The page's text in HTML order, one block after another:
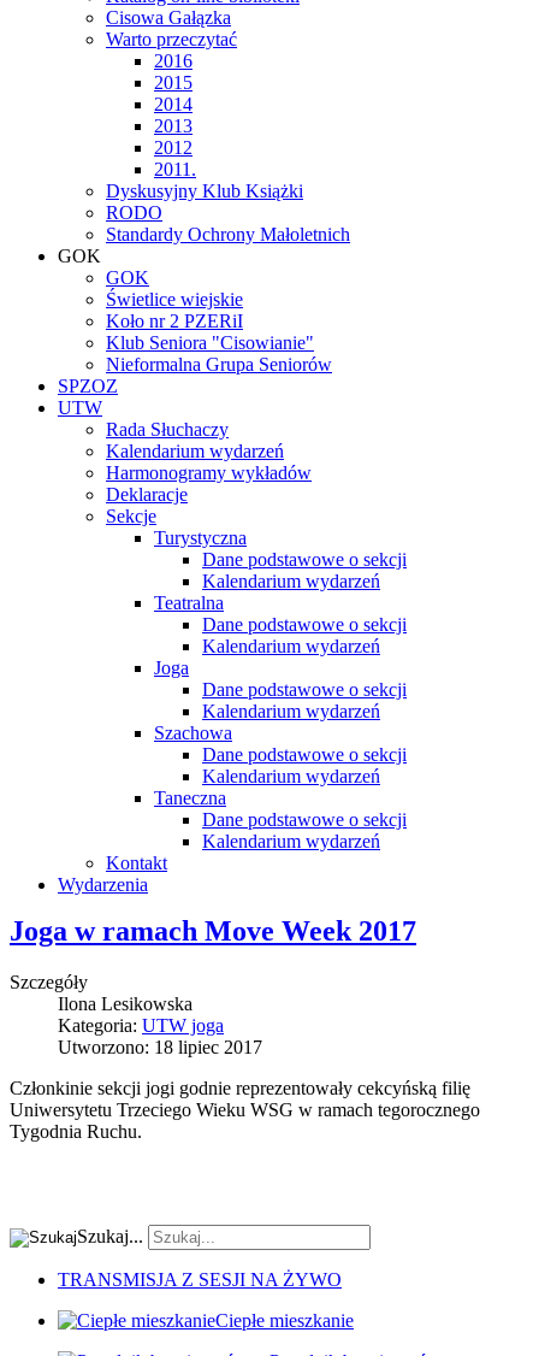
Cisowa Gałązka
Warto przeczytać
2016
2015
2014
2013
2012
2011.
Dyskusyjny Klub Książki
RODO
Standardy Ochrony Małoletnich
GOK
GOK
Świetlice wiejskie
Koło nr 2 PZERiI
Klub Seniora "Cisowianie"
Nieformalna Grupa Seniorów
SPZOZ
UTW
Rada Słuchaczy
Kalendarium wydarzeń
Harmonogramy wykładów
Deklaracje
Sekcje
Turystyczna
Dane podstawowe o sekcji
Kalendarium wydarzeń
Teatralna
Dane podstawowe o sekcji
Kalendarium wydarzeń
Joga
Dane podstawowe o sekcji
Kalendarium wydarzeń
Szachowa
Dane podstawowe o sekcji
Kalendarium wydarzeń
Taneczna
Dane podstawowe o sekcji
Kalendarium wydarzeń
Kontakt
Wydarzenia
Joga w ramach Move Week 2017
Szczegóły
Ilona Lesikowska
Kategoria: UTW joga
Utworzono: 18 lipiec 2017
Członkinie sekcji jogi godnie reprezentowały cekcyńską filię
Uniwersytetu Trzeciego Wieku WSG w ramach tegorocznego
Tygodnia Ruchu.
Szukaj...
TRANSMISJA Z SESJI NA ŻYWO
Ciepłe mieszkanie